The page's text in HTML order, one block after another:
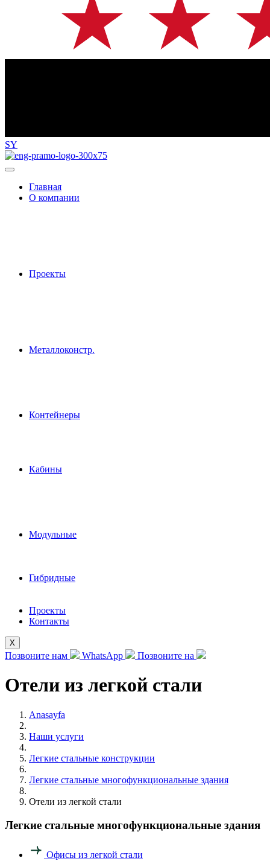
SY
Главная
О компании
Проекты
Металлоконстр.
Контейнеры
Кабины
Модульные
Гибридные
Проекты
Контакты
X
Позвоните нам WhatsApp Позвоните на
Отели из легкой стали
Anasayfa
Наши услуги
Легкие стальные конструкции
Легкие стальные многофункциональные здания
Отели из легкой стали
Легкие стальные многофункциональные здания
Офисы из легкой стали